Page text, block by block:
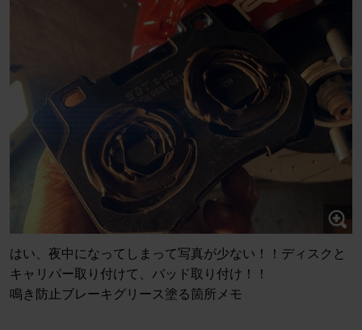
はい、夜中になってしまって写真が少ない！！ディスクと
キャリパー取り付けて、バッド取り付け！！
鳴き防止ブレーキグリース塗る箇所メモ